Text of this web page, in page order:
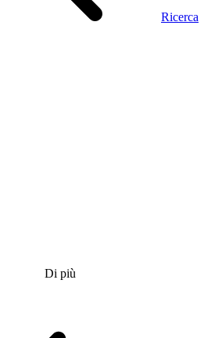
Ricerca
Di più